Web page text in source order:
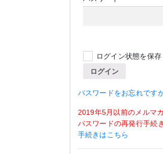
須
ログイン状態を保存
ログイン
パスワードをお忘れです
2019年5月以前のメルマ
パスワードの再発行手続
手続きはこちら